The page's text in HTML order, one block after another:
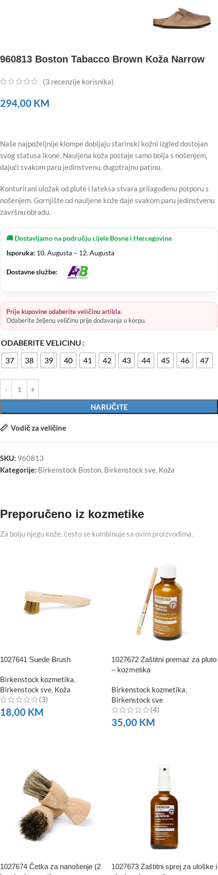
960813 Boston Tabacco Brown Koža Narrow
(3 recenzije korisnika)
294,00 KM
Naše najpoželjnije klompe dobijaju starinski kožni izgled dostojan
svog statusa ikone. Nauljena koža postaje samo bolja s nošenjem,
dajući svakom paru jedinstvenu, dugotrajnu patinu.
Konturirani uložak od plute i lateksa stvara prilagođenu potporu s
nošenjem. Gornjište od nauljene kože daje svakom paru jedinstvenu
završnu obradu.
🚚 Dostavljamo na području cijele Bosne i Hercegovine
Isporuka: 10. Augusta – 12. Augusta
Dostavne službe:
Prije kupovine odaberite veličinu artikla.
Odaberite željenu veličinu prije dodavanja u korpu.
ODABERITE VELICINU
37
38 39 40 41 42 43 44 45 46 47
NARUČITE
Vodič za veličine
SKU: 960813
Kategorije: Birkenstock Boston, Birkenstock sve, Koža
Preporučeno iz kozmetike
Za bolju njegu kože, često se kombinuje sa ovim proizvodima.
1027641 Suede Brush
Birkenstock kozmetika,
Birkenstock sve, Koža
(3)
18,00 KM
1027672 Zaštitni premaz za pluto
– kozmetika
Birkenstock kozmetika,
Birkenstock sve
(4)
35,00 KM
1027674 Četka za nanošenje (2
1027673 Zaštitni sprej za uloške i